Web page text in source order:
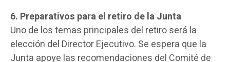
6. Preparativos para el retiro de la Junta
Uno de los temas principales del retiro será la
elección del Director Ejecutivo. Se espera que la
Junta apoye las recomendaciones del Comité de